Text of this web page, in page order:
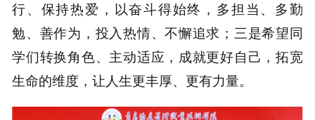
行、保持热爱，以奋斗得始终，多担当、多勤
勉、善作为，投入热情、不懈追求；三是希望同
学们转换角色、主动适应，成就更好自己，拓宽
生命的维度，让人生更丰厚、更有力量。